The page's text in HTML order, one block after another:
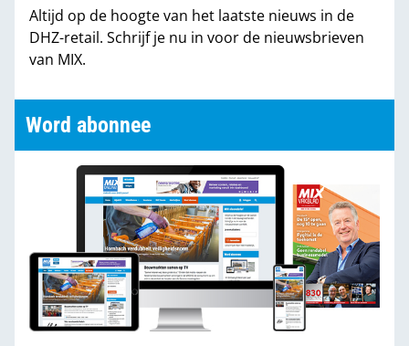
Altijd op de hoogte van het laatste nieuws in de
DHZ-retail. Schrijf je nu in voor de nieuwsbrieven
van MIX.
Word abonnee